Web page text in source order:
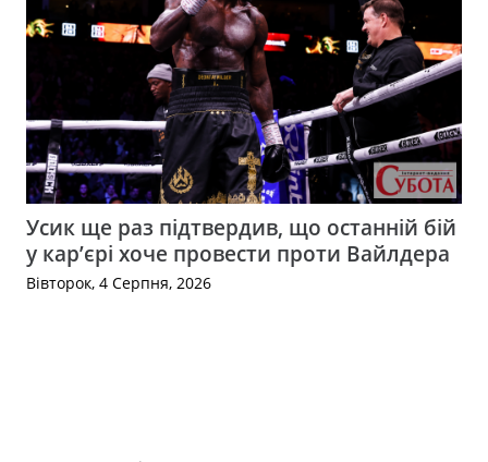
Усик ще раз підтвердив, що останній бій
у кар’єрі хоче провести проти Вайлдера
Вівторок, 4 Серпня, 2026